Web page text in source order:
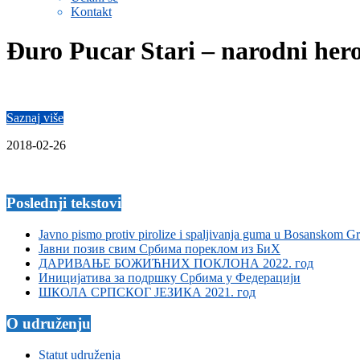
Kontakt
Đuro Pucar Stari – narodni
Saznaj više
2018-02-26
Poslednji tekstovi
Javno pismo protiv pirolize i spaljivanja guma u Bosanskom
Јавни позив свим Србима пореклом из БиХ
ДАРИВАЊЕ БОЖИЋНИХ ПОКЛОНА 2022. год
Иницијатива за подршку Србима у Федерацији
ШКОЛА СРПСКОГ ЈЕЗИКА 2021. год
O udruženju
Statut udruženja